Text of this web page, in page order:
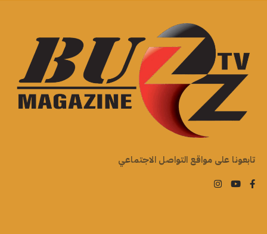
تابعونا على مواقع التواصل الاجتماعي